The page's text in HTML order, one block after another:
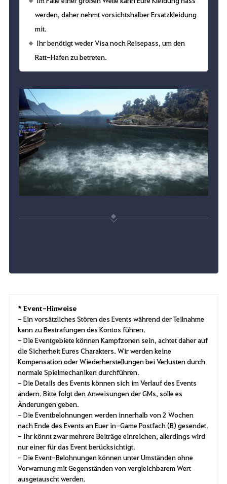
werden, daher nehmt vorsichtshalber Ersatzkleidung
mit.
Ihr benötigt weder Visa noch Reisepass, um den
Ratt-Hafen zu betreten.
* Event-Hinweise
- Ein vorsätzliches Stören des Events während der Teilnahme
kann zu Bestrafungen des Kontos führen.
- Die Eventgebiete können Kampfzonen sein, achtet daher auf
die Sicherheit Eures Charakters. Wir werden keine
Kompensation oder Wiederherstellungen bei Verlusten durch
normale Spielmechaniken durchführen.
- Die Details des Events können sich im Verlauf des Events
ändern. Bitte folgt den Anweisungen der GMs, solle es
Änderungen geben.
- Die Eventbelohnungen werden innerhalb von 2 Wochen
nach Ende des Events an Euer in-Game Postfach (B) gesendet.
- Ihr könnt zwar mehrere Beiträge einreichen, allerdings wird
nur einer für das Event berücksichtigt.
- Die Event-Belohnungen können unter Umständen ohne
Vorwarnung mit Gegenständen von vergleichbarem Wert
ausgetauscht werden.